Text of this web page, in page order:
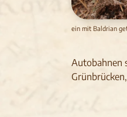
ein mit Baldrian
Autobahnen